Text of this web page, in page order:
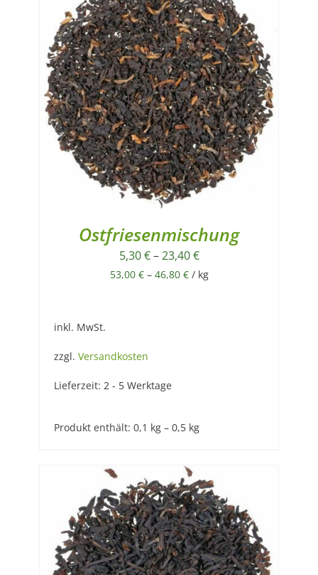
Ostfriesenmischung
5,30€–23,40€
53,00 €– 46,80 €/ kg
inkl. MwSt.
zzgl. Versandkosten
Lieferzeit: 2 - 5 Werktage
Produkt enthält: 0,1 kg – 0,5 kg